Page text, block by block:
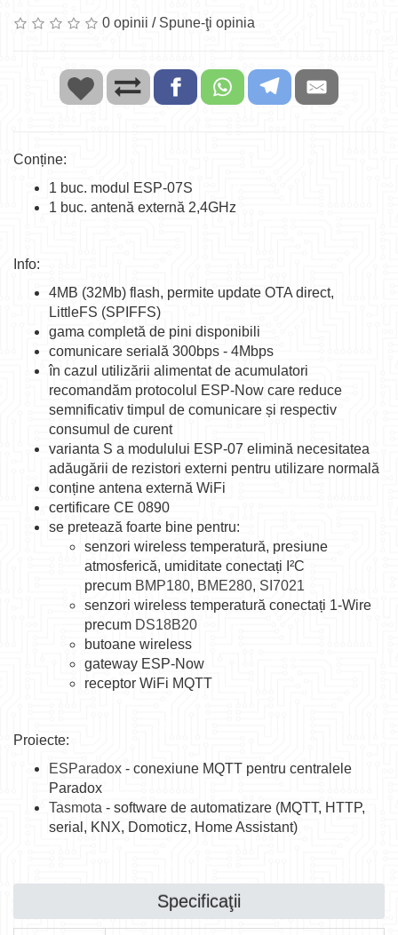
0 opinii / Spune-ţi opinia
Conține:
1 buc. modul ESP-07S
1 buc. antenă externă 2,4GHz
Info:
4MB (32Mb) flash, permite update OTA direct,
LittleFS (SPIFFS)
gama completă de pini disponibili
comunicare serială 300bps - 4Mbps
în cazul utilizării alimentat de acumulatori
recomandăm protocolul ESP-Now care reduce
semnificativ timpul de comunicare și respectiv
consumul de curent
varianta S a modulului ESP-07 elimină necesitatea
adăugării de rezistori externi pentru utilizare normală
conține antena externă WiFi
certificare CE 0890
se pretează foarte bine pentru:
senzori wireless temperatură, presiune
atmosferică, umiditate conectați I²C
precum BMP180, BME280, SI7021
senzori wireless temperatură conectați 1-Wire
precum DS18B20
butoane wireless
gateway ESP-Now
receptor WiFi MQTT
Proiecte:
ESParadox - conexiune MQTT pentru centralele
Paradox
Tasmota - software de automatizare (MQTT, HTTP,
serial, KNX, Domoticz, Home Assistant)
Specificaţii